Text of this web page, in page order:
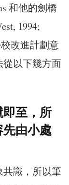
和他的劍橋
1994;
改進計劃意
以下幾方面
至，所
由小處
識，所以筆